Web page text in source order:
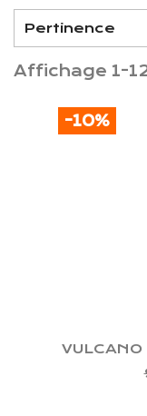
Pertinence
Affichage 1-
-10%